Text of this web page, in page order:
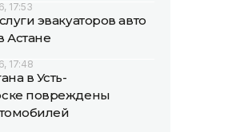
17:53
эвакуаторов авто
Астане
17:48
в Усть-
повреждены